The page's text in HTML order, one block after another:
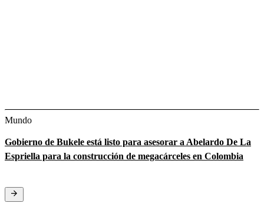
Mundo
Gobierno de Bukele está listo para asesorar a Abelardo De La
Espriella para la construcción de megacárceles en Colombia